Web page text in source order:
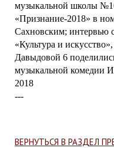
музыкальной школы
«Признание-2018» в
Сахновским; интервью
«Культура и
Давыдовой 6
музыкальной комедии
2018
---
ВЕРНУТЬСЯ В РАЗДЕЛ